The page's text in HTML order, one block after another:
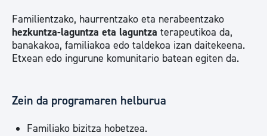
Familientzako, haurrentzako eta nerabeentzako
hezkuntza-laguntza eta laguntza terapeutikoa da,
banakakoa, familiakoa edo taldekoa izan daitekeena.
Etxean edo ingurune komunitario batean egiten da.
Zein da programaren helburua
Familiako bizitza hobetzea.